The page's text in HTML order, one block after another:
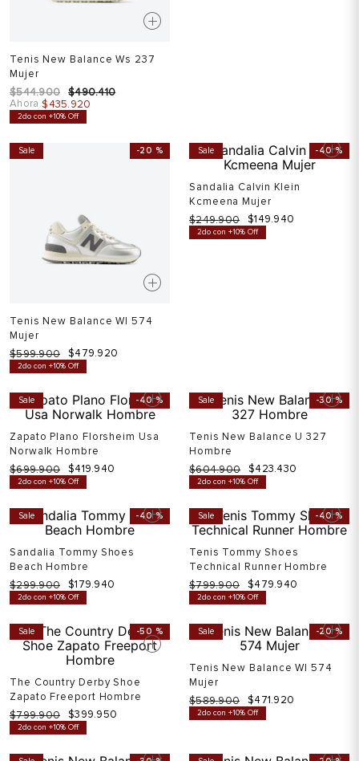
Tenis New Balance Ws 237
Mujer
$544.900 $490.410
Ahora $435.920
2do con +10% Off
Sale -20 %
Tenis New Balance Wl 574
Mujer
$599.900 $539.910
Ahora $ 479.920
Sale -40 %
Sandalia Calvin Klein
Kcmeena Mujer
$249.900 $149.940
2do con +10% Off
Sale -40 %
Zapato Plano Florsheim Usa
Norwalk Hombre
699.900 $419
Sale -30 %
Tenis New Balance U 327
Hombre
604.900 $423
Sale -40 %
Sandalia Tommy Shoes
Beach Hombre
299.900 $239
Ahora $179.940
Sale -40 %
Tenis Tommy Shoes
Technical Runner Hombre
799.900 $479
50 %
The Country Derby Shoe
Zapato Freeport Hombre
$799.900 $399
Tenis New Balance Wl 574
Mujer
$589.900 $530